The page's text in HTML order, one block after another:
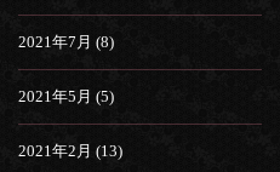
2021年7月 (8)
2021年5月 (5)
2021年2月 (13)